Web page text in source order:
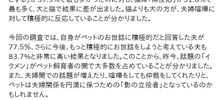
最も多く、犬と猫で結果に差が出ました。猫よりも犬の方が、夫婦喧嘩に
対して積極的に反応していることが分かりました。
今回の調査では、自身がペットのお世話に積極的だと回答した夫が
77.５％、さらに今後、もっと積極的にお世話をしようと考えている夫も
83.7%と非常に高い結果となりました。このことから、昨今、話題の「イ
クメン」がペット飼育者の間で大多数を占めていることが分かりました。
また、夫婦間での話題が増えたり、喧嘩をしても仲裁をしてくれたりと、
ペットは夫婦関係を円満に保つための「影の立役者」となっているのか
もしれません。